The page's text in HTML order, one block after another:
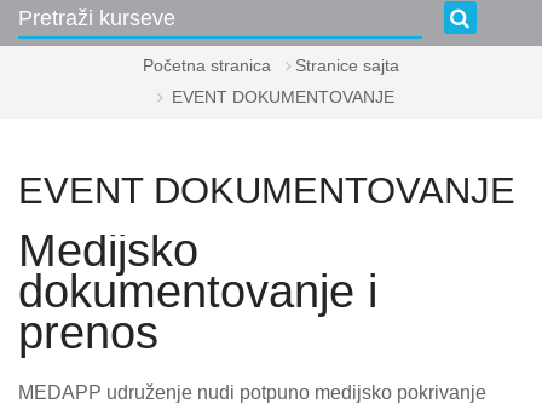
Početna stranica
Stranice sajta
EVENT DOKUMENTOVANJE
EVENT DOKUMENTOVANJE
Medijsko
dokumentovanje i
prenos
MEDAPP udruženje nudi potpuno medijsko pokrivanje